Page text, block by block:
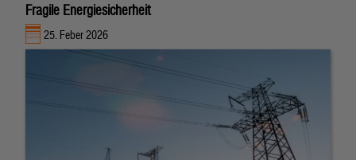
Fragile Energiesicherheit
25. Feber 2026